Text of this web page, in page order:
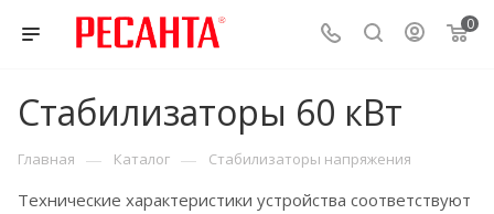
0
Стабилизаторы 60 кВт
Главная — Каталог — Стабилизаторы напряжения
Технические характеристики устройства соответствуют